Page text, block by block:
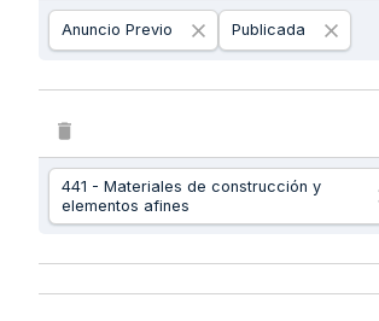
Anuncio Previo Publicada
441 - Materiales de construcción y
elementos afines